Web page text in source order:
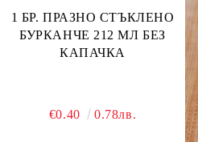
1 БР. ПРАЗНО СТЪКЛЕНО
БУРКАНЧЕ 212 МЛ БЕЗ
КАПАЧКА
€0.40 0.78лв.